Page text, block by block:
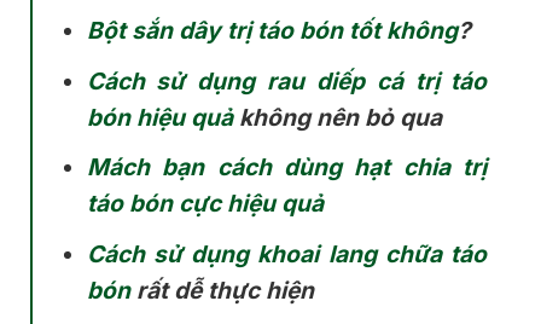
Bột sắn dây trị táo bón tốt không?
Cách sử dụng rau diếp cá trị táo
bón hiệu quảkhông nên bỏ qua
Mách bạn cách dùng hạt chia trị
táo bón cực hiệu quả
Cách sử dụng khoai lang chữa táo
bónrất dễ thực hiện